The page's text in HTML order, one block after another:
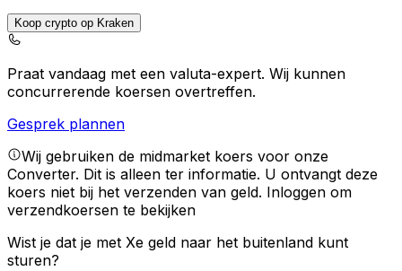
Koop crypto op Kraken
Praat vandaag met een valuta-expert. Wij kunnen
concurrerende koersen overtreffen.
Gesprek plannen
Wij gebruiken de midmarket koers voor onze
Converter. Dit is alleen ter informatie. U ontvangt deze
koers niet bij het verzenden van geld. Inloggen om
verzendkoersen te bekijken
Wist je dat je met Xe geld naar het buitenland kunt
sturen?